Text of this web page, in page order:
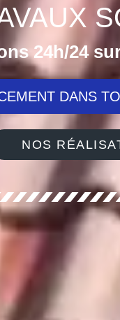
24h/24
DANS
NOS